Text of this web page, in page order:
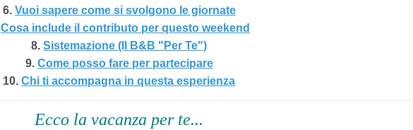
6. Vuoi sapere come si svolgono le giornate
Cosa include il contributo per questo weekend
8.Sistemazione (Il B&B "Per Te")
9. Come posso fare per partecipare
10. Chi ti accompagna in questa esperienza
Ecco la vacanza per te...